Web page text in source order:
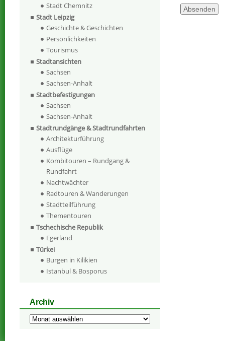
Stadt Chemnitz
Stadt Leipzig
Geschichte & Geschichten
Persönlichkeiten
Tourismus
Stadtansichten
Sachsen
Sachsen-Anhalt
Stadtbefestigungen
Sachsen
Sachsen-Anhalt
Stadtrundgänge & Stadtrundfahrten
Architekturführung
Ausflüge
Kombitouren – Rundgang &
Rundfahrt
Nachtwächter
Radtouren & Wanderungen
Stadtteilführung
Thementouren
Tschechische Republik
Egerland
Türkei
Burgen in Kilikien
Istanbul & Bosporus
Archiv
Archiv